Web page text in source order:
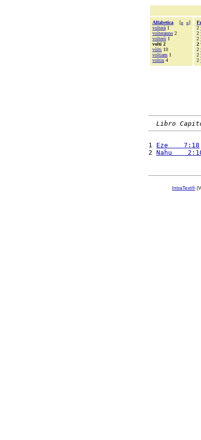
Alfabetica [« »]
volterà 1
volteranno 2
volterò 1
volti 2
vòlti 10
voltiam 1
voltin 4
2
2
2
2
2
2
2
Libro
1 Eze    7:18
2 Nahu
IntraText®